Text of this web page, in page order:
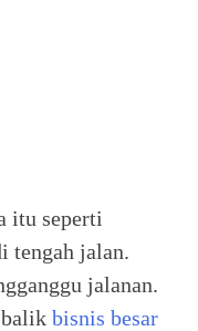
itu seperti
tengah jalan.
jalanan.
balik bisnis besar